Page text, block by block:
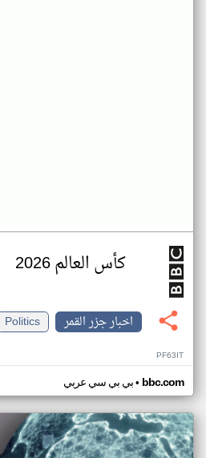
كأس العالم 2026
اخبار جزر القمر
Politics
PF63IT
بي بي سي عربي• bbc.com